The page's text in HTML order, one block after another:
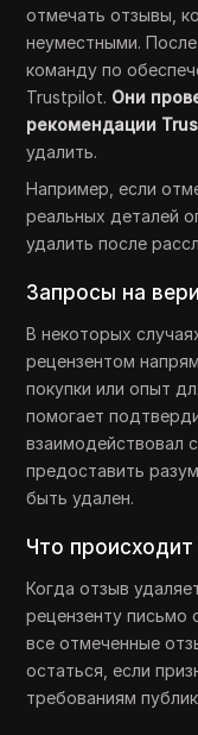
отмечать отзывы,
неуместными.
команду по
Trustpilot. Они
рекомендации
удалить.
Например, если
реальных деталей
удалить после
Запросы на
В некоторых
рецензентом
покупки или опыт
помогает
взаимодействовал
предоставить
быть удален.
Что
Когда отзыв
рецензенту письмо
все отмеченные
остаться, если
требованиям